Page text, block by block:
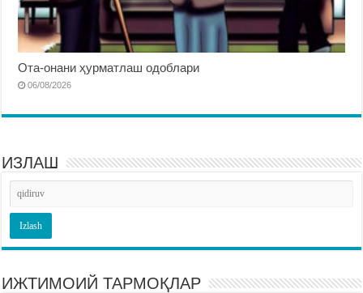
Ота-онани ҳурматлаш одоблари
06/08/2026
ИЗЛАШ
ИЖТИМОИЙ ТАРМОҚЛАР